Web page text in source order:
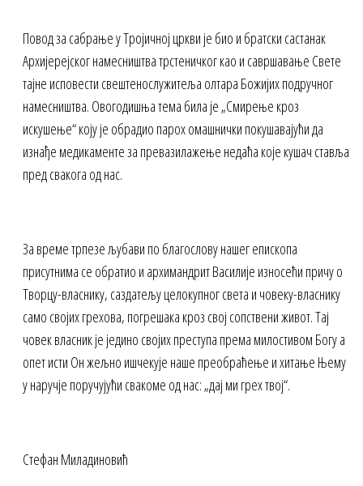
Повод за сабрање у Тројичној цркви је био и братски састанак
Архијерејског намесништва трстеничког као и савршавање Свете
тајне исповести свештенослужитеља олтара Божијих подручног
намесништва. Овогодишња тема била је „Смирење кроз
искушење“ коју је обрадио парох омашнички покушавајући да
изнађе медикаменте за превазилажење недаћа које кушач ставља
пред свакога од нас.
За време трпезе љубави по благослову нашег епископа
присутнима се обратио и архимандрит Василије износећи причу о
Творцу-власнику, саздатељу целокупног света и човеку-власнику
само својих грехова, погрешака кроз свој сопствени живот. Тај
човек власник је једино својих преступа према милостивом Богу а
опет исти Он жељно ишчекује наше преобраћење и хитањe Њему
у наручје поручујући свакоме од нас: „дај ми грех твој“.
Стефан Миладиновић